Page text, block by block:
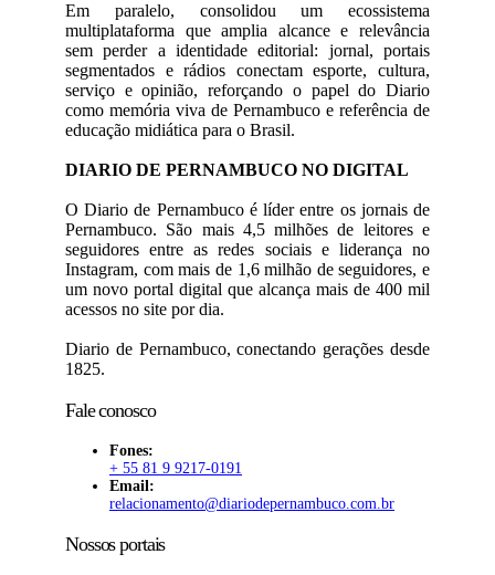
Em paralelo, consolidou um ecossistema
multiplataforma que amplia alcance e relevância
sem perder a identidade editorial: jornal, portais
segmentados e rádios conectam esporte, cultura,
serviço e opinião, reforçando o papel do Diario
como memória viva de Pernambuco e referência de
educação midiática para o Brasil.
DIARIO DE PERNAMBUCO NO DIGITAL
O Diario de Pernambuco é líder entre os jornais de
Pernambuco. São mais 4,5 milhões de leitores e
seguidores entre as redes sociais e liderança no
Instagram, com mais de 1,6 milhão de seguidores, e
um novo portal digital que alcança mais de 400 mil
acessos no site por dia.
Diario de Pernambuco, conectando gerações desde
1825.
Fale conosco
Fones:
+ 55 81 9 9217-0191
Email:
relacionamento@diariodepernambuco.com.br
Nossos portais